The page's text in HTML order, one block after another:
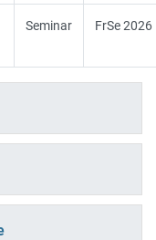
Seminar FrSe 2026